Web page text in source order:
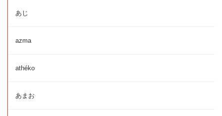
あじ
azma
athéko
あまお